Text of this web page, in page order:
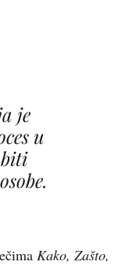
je
u
Kako, Zašto,